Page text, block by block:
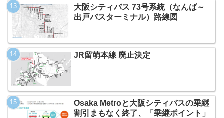
大阪シティバス 73号系統（なんば～
出戸バスターミナル）路線図
JR留萌本線 廃止決定
Osaka Metroと大阪シティバスの乗継
割引まもなく終了、「乗継ポイント」